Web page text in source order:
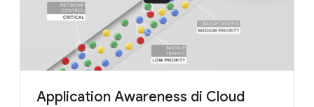
Application Awareness di Cloud